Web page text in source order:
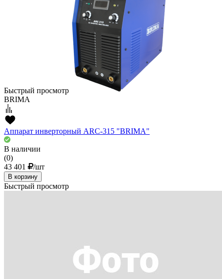
Быстрый просмотр
BRIMA
Аппарат инверторный ARC-315 "BRIMA"
В наличии
(0)
43 401
/шт
В корзину
Быстрый просмотр